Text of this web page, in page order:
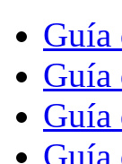
Guía
Guía
Guía
Guía